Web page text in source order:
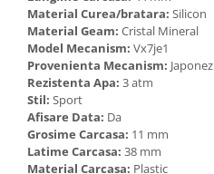
Material Curea/bratara: Silicon
Material Geam: Cristal Mineral
Model Mecanism: Vx7je1
Provenienta Mecanism: Japonez
Rezistenta Apa: 3 atm
Stil: Sport
Afisare Data: Da
Grosime Carcasa: 11 mm
Latime Carcasa: 38 mm
Material Carcasa: Plastic